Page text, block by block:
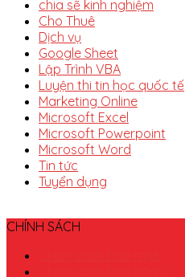
chia sẽ kinh nghiệm
Cho Thuê
Dịch vụ
Google Sheet
Lập Trình VBA
Luyện thi tin học quốc tế
Marketing Online
Microsoft Excel
Microsoft Powerpoint
Microsoft Word
Tin tức
Tuyển dụng
CHÍNH SÁCH